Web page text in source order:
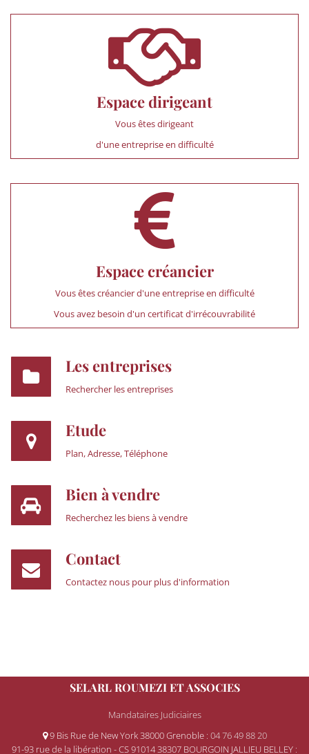
Espace dirigeant
Vous êtes dirigeant
d'une entreprise en difficulté
Espace créancier
Vous êtes créancier d'une entreprise en difficulté
Vous avez besoin d'un certificat d'irrécouvrabilité
Les entreprises
Rechercher les entreprises
Etude
Plan, Adresse, Téléphone
Bien à vendre
Recherchez les biens à vendre
Contact
Contactez nous pour plus d'information
SELARL ROUMEZI ET ASSOCIES
Mandataires Judiciaires
9 Bis Rue de New York 38000 Grenoble : 04 76 49 88 20
91-93 rue de la libération - CS 91014 38307 BOURGOIN JALLIEU BELLEY :